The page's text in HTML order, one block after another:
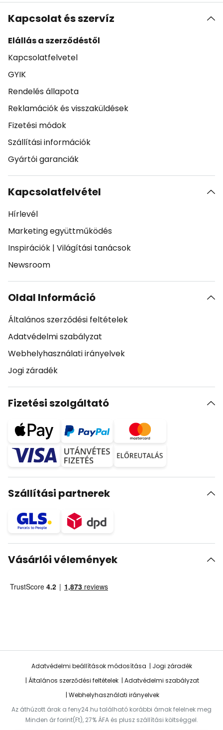
Kapcsolat és szervíz
Elállás a szerződéstől
Kapcsolatfelvetel
GYIK
Rendelés állapota
Reklamációk és visszaküldések
Fizetési módok
Szállítási információk
Gyártói garanciák
Kapcsolatfelvétel
Hírlevél
Marketing együttműködés
Inspirációk | Világítási tanácsok
Newsroom
Oldal Információ
Általános szerződési feltételek
Adatvédelmi szabályzat
Webhelyhasználati irányelvek
Jogi záradék
Fizetési szolgáltató
Szállítási partnerek
Vásárlói vélemények
Adatvédelmi beállítások módosítása
Jogi záradék
Általános szerződési feltételek
Adatvédelmi szabályzat
Webhelyhasználati irányelvek
Az áthúzott árak a feny24.hu található korábbi árnak felelnek meg
Minden ár forint(Ft), 27% ÁFA és plusz szállítási költséggel.